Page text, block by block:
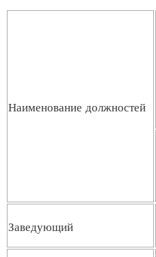
Наименование должностей
Заведующий